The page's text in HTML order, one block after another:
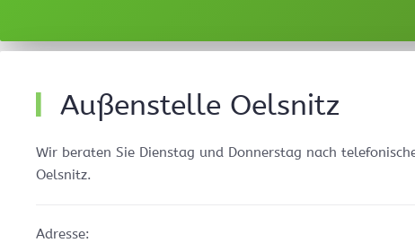
Außenstelle Oelsnitz
Wir beraten Sie Dienstag und Donnerstag nach
Oelsnitz.
Adresse: